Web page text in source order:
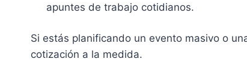
apuntes de trabajo cotidianos.
Si estás planificando un evento masivo o
cotización a la medida.